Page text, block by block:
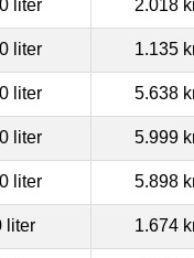
liter 2.018
liter 1.135
liter 5.638
liter 5.999
liter 5.898
liter 1.674